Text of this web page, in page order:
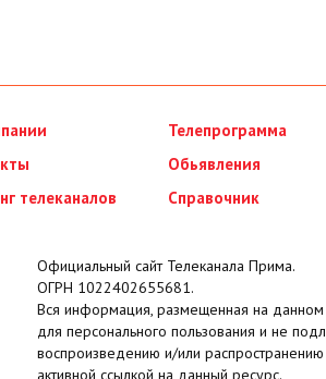
телеканалов
Телепрограмма
Обьявления
Справочник
Официальный сайт Телеканала Прима.
ОГРН 1022402655681.
Вся информация, размещенная на данном
для персонального пользования и не
воспроизведению и/или
активной ссылкой на данный ресурс.